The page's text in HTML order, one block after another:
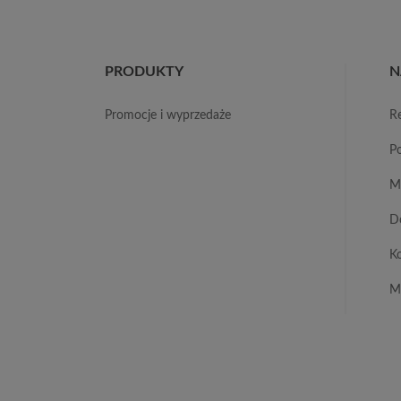
PRODUKTY
promocje i wyprzedaże